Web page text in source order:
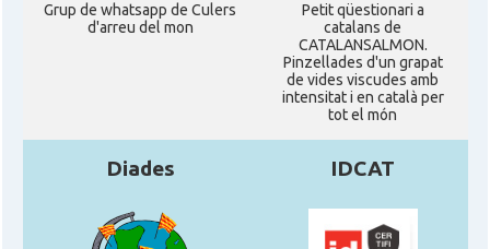
Grup de whatsapp de Culers
d'arreu del mon
Petit qüestionari a
catalans de
CATALANSALMON.
Pinzellades d'un grapat
de vides viscudes amb
intensitat i en català per
tot el món
Diades IDCAT